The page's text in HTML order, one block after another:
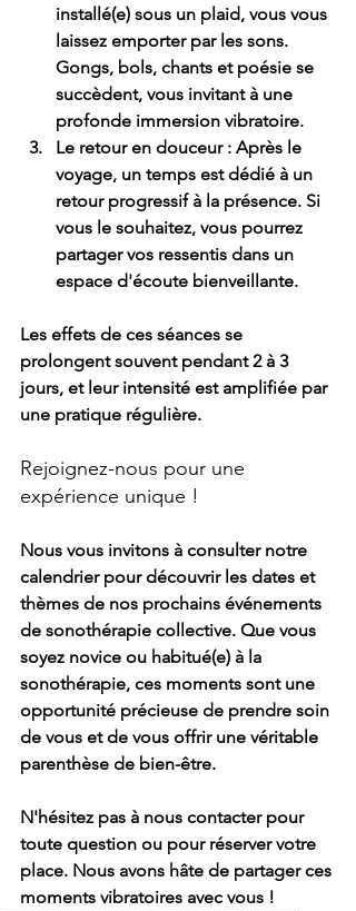
installé(e) sous un plaid, vous vous
laissez emporter par les sons.
Gongs, bols, chants et poésie se
succèdent, vous invitant à une
profonde immersion vibratoire.
Le retour en douceur : Après le
voyage, un temps est dédié à un
retour progressif à la présence. Si
vous le souhaitez, vous pourrez
partager vos ressentis dans un
espace d'écoute bienveillante.
Les effets de ces séances se
prolongent souvent pendant 2 à 3
jours, et leur intensité est amplifiée par
une pratique régulière.
Rejoignez-nous pour une
expérience unique !
Nous vous invitons à consulter notre
calendrier pour découvrir les dates et
thèmes de nos prochains événements
de sonothérapie collective. Que vous
soyez novice ou habitué(e) à la
sonothérapie, ces moments sont une
opportunité précieuse de prendre soin
de vous et de vous offrir une véritable
parenthèse de bien-être.
N'hésitez pas à nous contacter pour
toute question ou pour réserver votre
place. Nous avons hâte de partager ces
moments vibratoires avec vous !